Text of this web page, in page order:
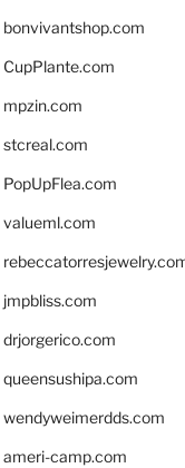
bonvivantshop.com
CupPlante.com
mpzin.com
stcreal.com
PopUpFlea.com
valueml.com
jmpbliss.com
drjorgerico.com
queensushipa.com
wendyweimerdds.com
ameri-camp.com